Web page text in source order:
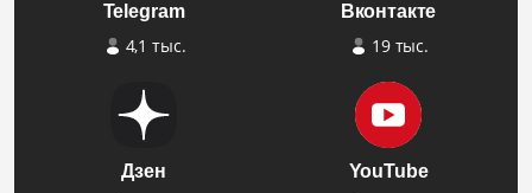
Telegram
4,1 тыс.
Вконтакте
19 тыс.
Дзен YouTube